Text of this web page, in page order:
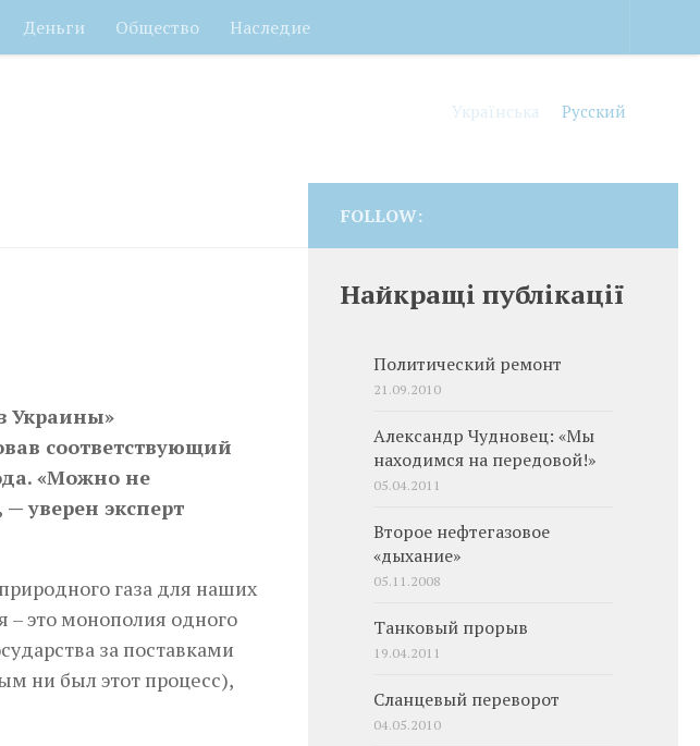
Деньги Общество Наследие
Українська Русский
Украины»
соответствующий
«Можно не
уверен эксперт
газа для наших
– это монополия одного
за поставками
ни был этот процесс),
FOLLOW:
Найкращі публікації
Политический ремонт
21.09.2010
Александр Чудновец: «Мы
находимся на передовой!»
05.04.2011
Второе нефтегазовое
«дыхание»
05.11.2008
Танковый прорыв
19.04.2011
Сланцевый переворот
04.05.2010